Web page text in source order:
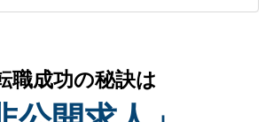
ての個人データはご本人の許可
情報の取り扱いについての厳密な
を満たした事業者のみに付与され
て、現在の医療機関の状況や紹介
じえながら、適切なアドバイスを
ただきます。すぐにご転職をされ
職成功の秘訣は